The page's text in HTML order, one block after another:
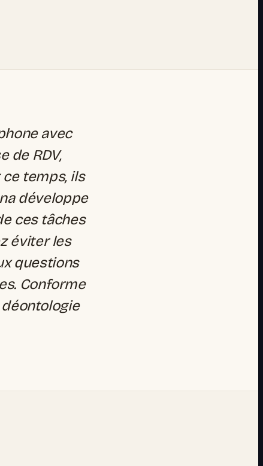
avec
de RDV,
temps, ils
développe
ces tâches
éviter les
questions
Conforme